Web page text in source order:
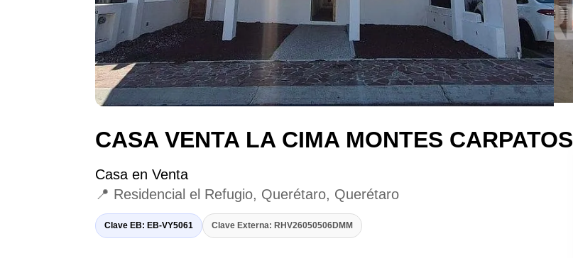
CASA VENTA LA CIMA MONTES CARPATOS
Casa en Venta
📍 Residencial el Refugio, Querétaro, Querétaro
Clave EB: EB-VY5061 Clave Externa: RHV26050506DMM